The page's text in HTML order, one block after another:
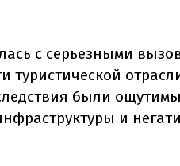
с серьезными
туристической
были
и